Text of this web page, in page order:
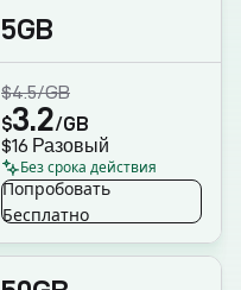
5GB
$4.5/GB
$3.2/GB
$16 Разовый
Без срока действия
Попробовать
Бесплатно